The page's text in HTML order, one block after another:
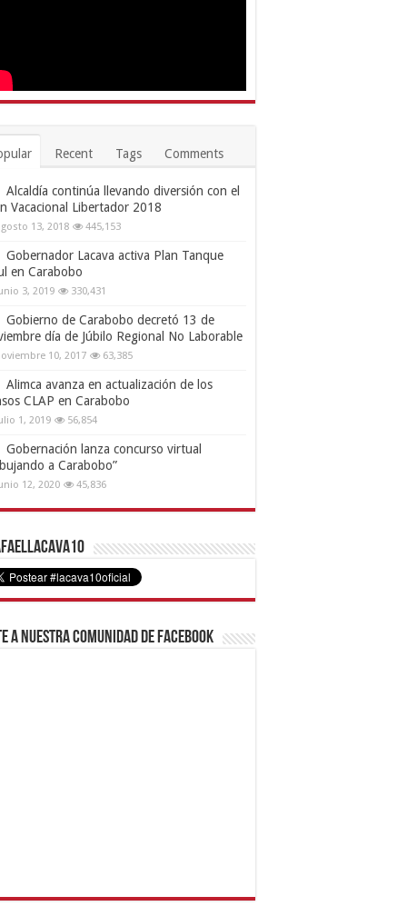
Recent Tags Comments
Alcaldía continúa llevando diversión con el
Vacacional Libertador 2018
13, 2018 445,153
Gobernador Lacava activa Plan Tanque
en Carabobo
3, 2019 330,431
Gobierno de Carabobo decretó 13 de
día de Júbilo Regional No Laborable
10, 2017 63,385
Alimca avanza en actualización de los
CLAP en Carabobo
1, 2019 56,854
Gobernación lanza concurso virtual
a Carabobo”
12, 2020 45,836
a nuestra comunidad de Facebook